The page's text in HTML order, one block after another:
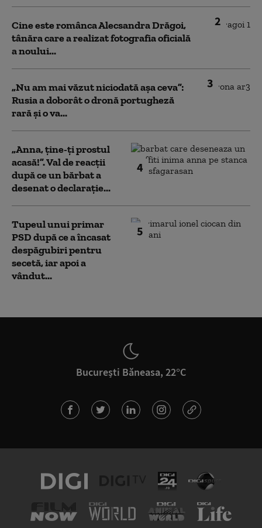
2
Cine este românca Alecsandra Drăgoi,
tânăra care a realizat fotografia oficială
a noului...
3
„Nu am mai văzut niciodată așa ceva”:
Rusia a doborât o dronă portugheză
rară și o va...
4
„Anna, ţine-ţi prostul
acasă!”. Val de reacții
după ce un bărbat a
desenat o declarație...
5
Tupeul unui primar
PSD după ce a încasat
despăgubiri pentru
secetă, iar apoi a
vândut...
București Băneasa, 22°C